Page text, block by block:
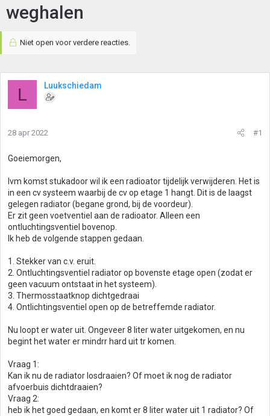
weghalen
Niet open voor verdere reacties.
L Luukschiedam
28 apr 2022 #1
Goeiemorgen,
Ivm komst stukadoor wil ik een radioator tijdelijk verwijderen. Het is
in een cv systeem waarbij de cv op etage 1 hangt. Dit is de laagst
gelegen radiator (begane grond, bij de voordeur).
Er zit geen voetventiel aan de radioator. Alleen een
ontluchtingsventiel bovenop.
Ik heb de volgende stappen gedaan.
1. Stekker van c.v. eruit.
2. Ontluchtingsventiel radiator op bovenste etage open (zodat er
geen vacuum ontstaat in het systeem).
3. Thermosstaatknop dichtgedraai
4. Ontlichtingsventiel open op de betreffemde radiator.
Nu loopt er water uit. Ongeveer 8 liter water uitgekomen, en nu
begint het water er mindrr hard uit tr komen.
Vraag 1:
Kan ik nu de radiator losdraaien? Of moet ik nog de radiator
afvoerbuis dichtdraaien?
Vraag 2:
heb ik het goed gedaan, en komt er 8 liter water uit 1 radiator? Of